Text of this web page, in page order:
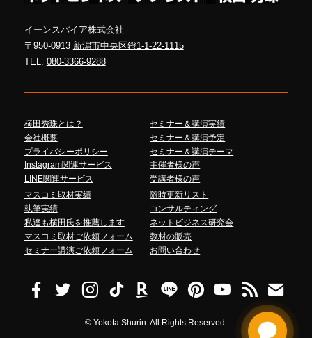
イーンスパイア株式会社
〒950-0913 新潟市中央区鐙1-1-22-1115
TEL. 080-3366-9288
横田秀珠とは？
会社概要
プライバシーポリシー
Instagram関連サービス
LINE関連サービス
セミナー＆講演実績
セミナー＆講演予定
セミナー＆講演テーマ
主催者様の声
受講者様の声
マスコミ取材実績
執筆実績
私達も横田氏を推薦します
マスコミ取材ご依頼フォーム
セミナー講演ご依頼フォーム
随時更新リスト
コンサルティング
ネットビジネス研究会
教材の販売
お問い合わせ
© Yokota Shurin. All Rights Reserved.